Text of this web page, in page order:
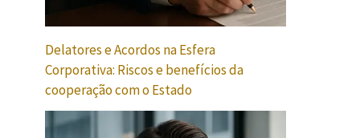
Delatores e Acordos na Esfera
Corporativa: Riscos e benefícios da
cooperação com o Estado